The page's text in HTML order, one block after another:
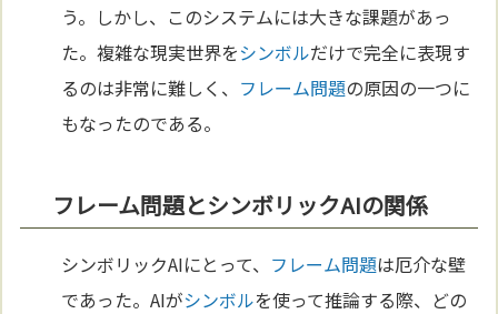
う。しかし、このシステムには大きな課題があっ
た。複雑な現実世界をシンボルだけで完全に表現す
るのは非常に難しく、 フレーム問題の原因の一つに
もなったのである。
フレーム問題とシンボリックAIの関係
シンボリックAIにとって、 フレーム問題は厄介な壁
であった。AIがシンボルを使って推論する際、どの